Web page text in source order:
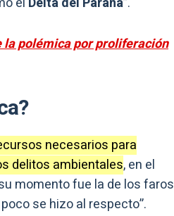
la polémica por proliferación
necesarios para
delitos ambientales, en el
momento fue la de los faros
se hizo al respecto”.